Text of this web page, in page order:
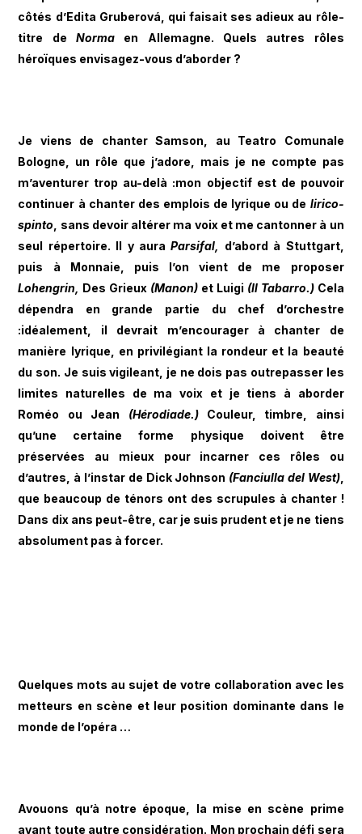
côtés d’Edita Gruberová, qui faisait ses adieux au rôle-
titre deNorma en Allemagne. Quels autres rôles
héroïques envisagez-vous d’aborder ?
Je viens de chanter Samson, au Teatro Comunale
Bologne, un rôle que j’adore, mais je ne compte pas
m’aventurer trop au-delà :mon objectif est de pouvoir
continuer à chanter des emplois de lyrique ou de lirico-
spinto, sans devoir altérer ma voix et me cantonner à un
seul répertoire. Il y auraParsifal, d’abord à Stuttgart,
puis à Monnaie, puis l’on vient de me proposer
Lohengrin, Des Grieux (Manon) et Luigi (Il Tabarro.)Cela
dépendra en grande partie du chef d’orchestre
:idéalement, il devrait m’encourager à chanter de
manière lyrique, en privilégiant la rondeur et la beauté
du son. Je suis vigileant, je ne dois pas outrepasser les
limites naturelles de ma voix et je tiens à aborder
Roméo ou Jean (Hérodiade.)Couleur, timbre, ainsi
qu’une certaine forme physique doivent être
préservées au mieux pour incarner ces rôles ou
d’autres, à l’instar de Dick Johnson (Fanciulla del West),
que beaucoup de ténors ont des scrupules à chanter !
Dans dix ans peut-être, car je suis prudent et je ne tiens
absolument pas à forcer.
Quelques mots au sujet de votre collaboration avec les
metteurs en scène et leur position dominante dans le
monde de l’opéra …
Avouons qu’à notre époque, la mise en scène prime
avant toute autre considération. Mon prochain défi sera